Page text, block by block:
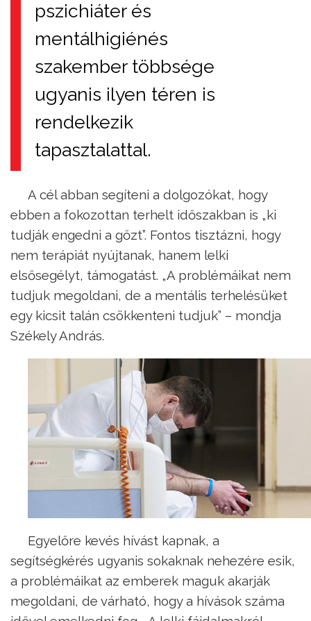
pszichiáter és
mentálhigiénés
szakember többsége
ugyanis ilyen téren is
rendelkezik
tapasztalattal.
A cél abban segíteni a dolgozókat, hogy
ebben a fokozottan terhelt időszakban is „ki
tudják engedni a gőzt”. Fontos tisztázni, hogy
nem terápiát nyújtanak, hanem lelki
elsősegélyt, támogatást. „A problémáikat nem
tudjuk megoldani, de a mentális terhelésüket
egy kicsit talán csökkenteni tudjuk” – mondja
Székely András.
Egyelőre kevés hívást kapnak, a
segítségkérés ugyanis sokaknak nehezére esik,
a problémáikat az emberek maguk akarják
megoldani, de várható, hogy a hívások száma